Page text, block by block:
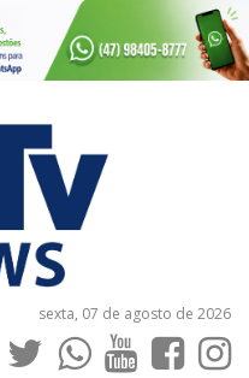
sexta, 07 de agosto de 2026